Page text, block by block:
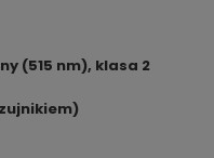
(515 nm), klasa 2